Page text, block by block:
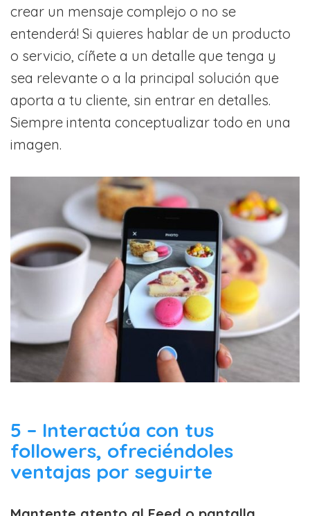
crear un mensaje complejo o no se
entenderá! Si quieres hablar de un producto
o servicio, cíñete a un detalle que tenga y
sea relevante o a la principal solución que
aporta a tu cliente, sin entrar en detalles.
Siempre intenta conceptualizar todo en una
imagen.
5 – Interactúa con tus
followers, ofreciéndoles
ventajas por seguirte